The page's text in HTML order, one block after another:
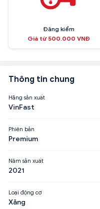
Đăng kiểm
Giá từ 500.000 VNĐ
Thông tin chung
Hãng sản xuất
VinFast
Phiên bản
Premium
Năm sản xuất
2021
Loại động cơ
Xăng